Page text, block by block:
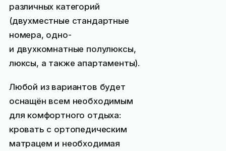
различных категорий
(двухместные стандартные
номера, одно-
и двухкомнатные полулюксы,
люксы, а также апартаменты).
Любой из вариантов будет
оснащён всем необходимым
для комфортного отдыха:
кровать с ортопедическим
матрацем и необходимая